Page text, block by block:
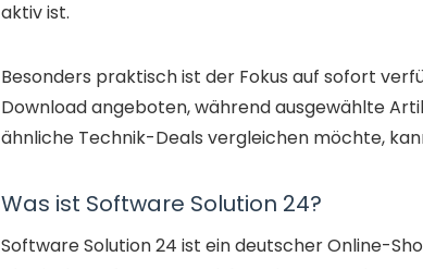
aktiv ist.
Besonders praktisch ist der Fokus auf sofort
Download angeboten, während ausgewählte
ähnliche Technik-Deals vergleichen möchte,
Was ist Software Solution 24?
Software Solution 24 ist ein deutscher Online-